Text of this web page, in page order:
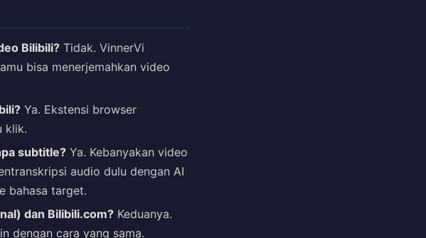
Bilibili? Tidak. VinnerVi
bisa menerjemahkan video
Ya. Ekstensi browser
klik.
subtitle? Ya. Kebanyakan video
audio dulu dengan AI
bahasa target.
dan Bilibili.com? Keduanya.
dengan cara yang sama.